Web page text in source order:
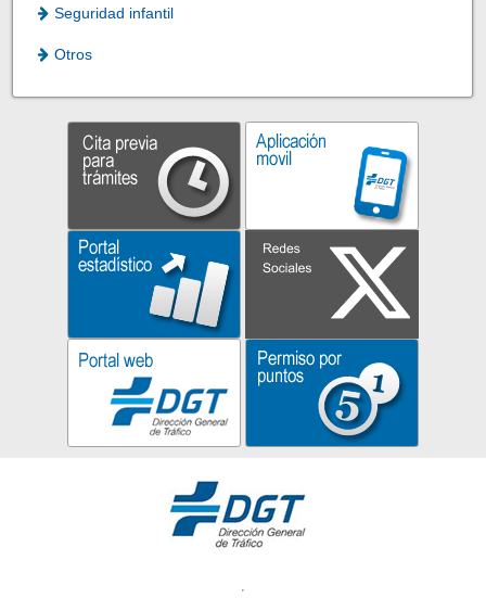
Seguridad infantil
Otros